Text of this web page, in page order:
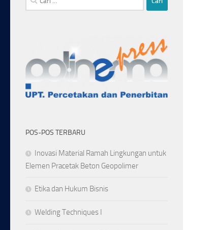
untuk:
POS-POS TERBARU
Inovasi Material Ramah Lingkungan untuk
Elemen Pracetak Beton Geopolimer
Etika dan Hukum Bisnis
Welding Techniques I